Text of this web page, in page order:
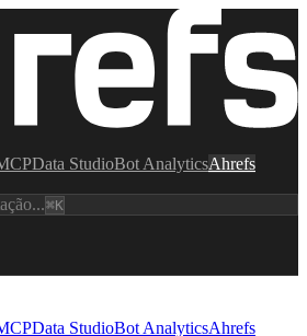
Data StudioBot AnalyticsAhrefs
⌘K
Data StudioBot AnalyticsAhrefs